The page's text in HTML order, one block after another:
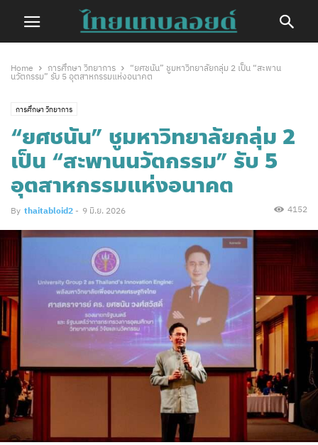
Home การศึกษา วิทยาการ
“ยศชนัน” ชูมหาวิทยาลัยกลุ่ม 2 เป็น “สะพาน
นวัตกรรม” รับ 5 อุตสาหกรรมแห่งอนาคต
การศึกษา วิทยาการ
“ยศชนัน” ชูมหาวิทยาลัยกลุ่ม 2
เป็น “สะพานนวัตกรรม” รับ 5
อุตสาหกรรมแห่งอนาคต
By thaitabloid2 - 9 มิ.ย. 2026 4152